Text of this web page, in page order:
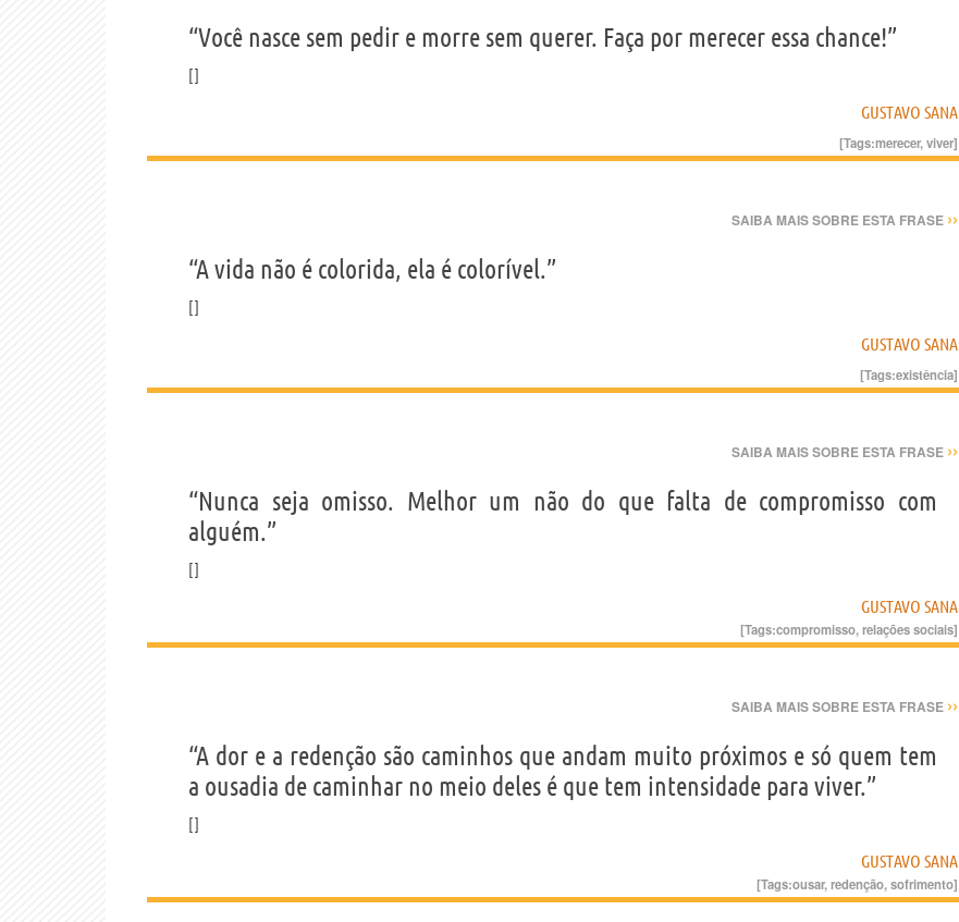
“Você nasce sem pedir e morre sem querer. Faça por merecer essa chance!”
GUSTAVO SANA
[Tags:merecer,viver]
SAIBA MAIS SOBRE ESTA FRASE ››
“A vida não é colorida, ela é colorível.”
GUSTAVO SANA
[Tags:existência]
SAIBA MAIS SOBRE ESTA FRASE ››
“Nunca seja omisso. Melhor um não do que falta de compromisso com
alguém.”
GUSTAVO SANA
[Tags:compromisso,relações sociais]
SAIBA MAIS SOBRE ESTA FRASE ››
“A dor e a redenção são caminhos que andam muito próximos e só quem tem
a ousadia de caminhar no meio deles é que tem intensidade para viver.”
GUSTAVO SANA
[Tags:ousar,redenção,sofrimento]